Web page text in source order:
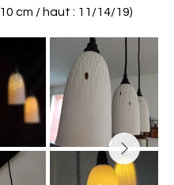
10 cm / haut : 11/14/19)